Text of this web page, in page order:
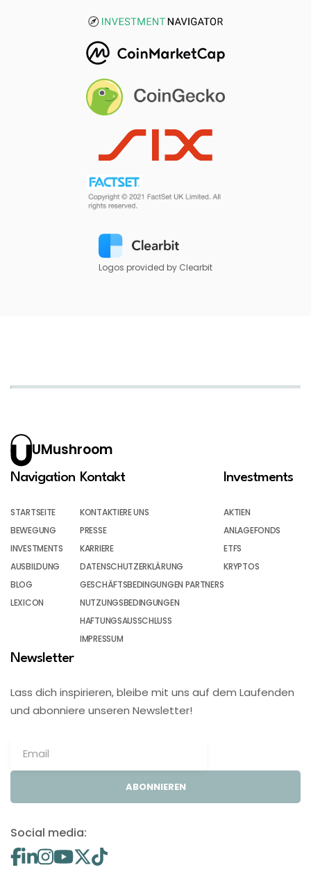
Logos provided by Clearbit
UMushroom
Navigation
STARTSEITE
BEWEGUNG
INVESTMENTS
AUSBILDUNG
BLOG
LEXICON
Kontakt
KONTAKTIERE UNS
PRESSE
KARRIERE
DATENSCHUTZERKLÄRUNG
GESCHÄFTSBEDINGUNGEN PARTNERS
NUTZUNGSBEDINGUNGEN
HAFTUNGSAUSSCHLUSS
IMPRESSUM
Investments
AKTIEN
ANLAGEFONDS
ETFS
KRYPTOS
Newsletter
Lass dich inspirieren, bleibe mit uns auf dem Laufenden
und abonniere unseren Newsletter!
ABONNIEREN
Social media: